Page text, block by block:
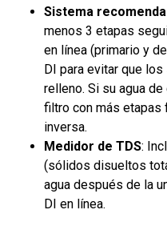
Sistema
menos 3 etapas
en línea (primario y
DI para evitar que
relleno. Si su agua
filtro con más
inversa.
Medidor de TDS:
(sólidos disueltos
agua después de la
DI en línea.